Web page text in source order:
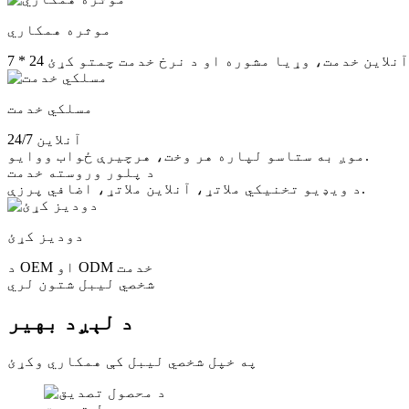
موثره همکاري
مسلکي خدمت
24/7 آنلاین
موږ به ستاسو لپاره هر وخت، هرچیرې ځواب ووایو.
د پلور وروسته خدمت
د ویډیو تخنیکي ملاتړ، آنلاین ملاتړ، اضافي پرزې.
دودیز کړئ
د OEM او ODM خدمت
شخصي لیبل شتون لري
د لېږد بهیر
په خپل شخصي لیبل کې همکاري وکړئ